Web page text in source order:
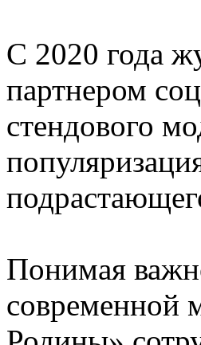
С 2020 года
партнером
стендового
Понимая
современной